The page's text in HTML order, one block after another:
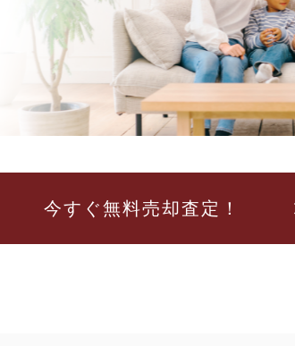
今すぐ無料売却査定！